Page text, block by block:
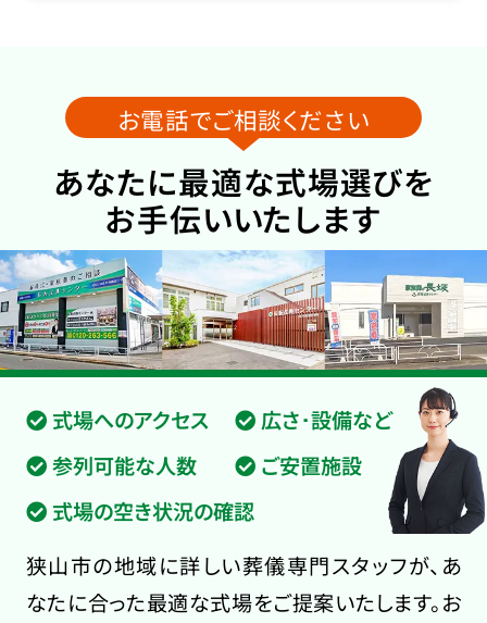
お電話でご相談ください
あなたに最適な式場選びを
お手伝いいたします
式場へのアクセス
広さ･設備など
参列可能な人数
ご安置施設
式場の空き状況の確認
狭山市の地域に詳しい葬儀専門スタッフが、あ
なたに合った最適な式場をご提案いたします。お